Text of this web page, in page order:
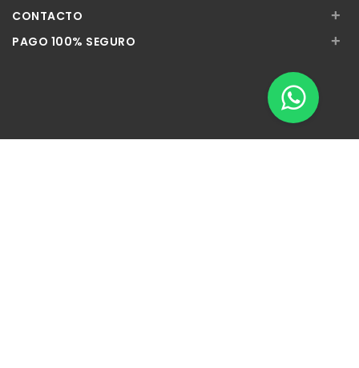
CONTACTO +
PAGO 100% SEGURO +